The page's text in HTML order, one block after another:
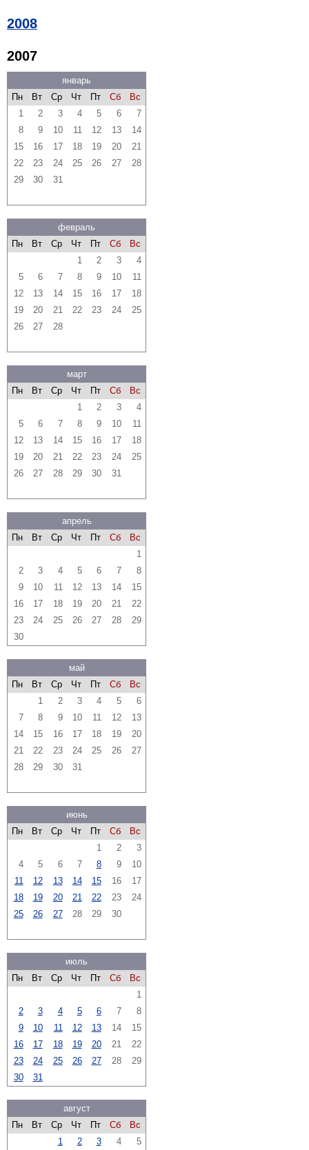
2008
2007
январь
Пн
Вт Ср Чт Пт Сб
Вс
1
2 3 4 5 6
7
8
9 10 11 12 13
14
15
16 17 18 19 20
21
22
23 24 25 26 27
28
29
30 31
февраль
Пн
Вт Ср Чт Пт Сб
Вс
1
2 3
4
5
6 7 8 9 10
11
12
13 14 15 16 17
18
19
20 21 22 23 24
25
26
27 28
март
Пн
Вт Ср Чт Пт Сб
Вс
1
2 3
4
5
6 7 8 9 10
11
12
13 14 15 16 17
18
19
20 21 22 23 24
25
26
27 28 29 30 31
апрель
Пн
Вт Ср Чт Пт Сб
Вс
1
2
3 4 5 6 7
8
9
10 11 12 13 14
15
16
17 18 19 20 21
22
23
24 25 26 27 28
29
30
май
Пн
Вт Ср Чт Пт Сб
Вс
1
2 3 4 5
6
7
8 9 10 11 12
13
14
15 16 17 18 19
20
21
22 23 24 25 26
27
28
29 30 31
июнь
Пн
Вт Ср Чт Пт Сб
Вс
1
2
3
4
5 6 7 8 9
10
11
12 13 14 15 16
17
18
19 20 21 22 23
24
25
26 27 28 29 30
июль
Пн
Вт Ср Чт Пт Сб
Вс
1
2
3 4 5 6 7
8
9
10 11 12 13 14
15
16
17 18 19 20 21
22
23
24 25 26 27 28
29
30
31
август
Пн
Вт Ср Чт Пт Сб
Вс
1
2 3 4 5